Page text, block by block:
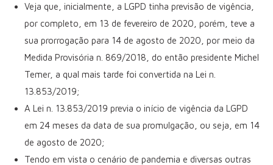
Veja que, inicialmente, a LGPD tinha previsão de vigência,
por completo, em 13 de fevereiro de 2020, porém, teve a
sua prorrogação para 14 de agosto de 2020, por meio da
Medida Provisória n. 869/2018, do então presidente Michel
Temer, a qual mais tarde foi convertida na Lei n.
13.853/2019;
A Lei n. 13.853/2019 previa o início de vigência da LGPD
em 24 meses da data de sua promulgação, ou seja, em 14
de agosto de 2020;
Tendo em vista o cenário de pandemia e diversas outras